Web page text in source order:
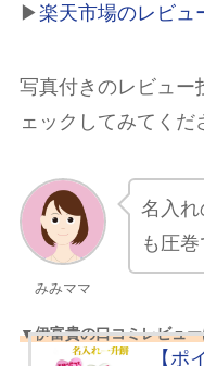
▶楽天市場のレビュ
写真付きのレビュー
ェックしてみてくだ
みみママ
名入れ
も圧巻
▼伊富貴の口コミレビュ
【ポ